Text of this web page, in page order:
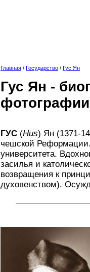
Главная / Государство / Гус Ян
Гус Ян -
ГУС (Hus) Ян (1371-
чешской Реформации.
университета.
засилья и
возвращения к
духовенством).